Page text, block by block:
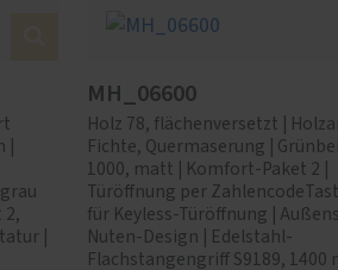
|
MH_06600
Holz 78, flächenversetzt |
Fichte, Quermaserung |
1000, matt | Komfort-Paket 2 |
Türöffnung per
für Keyless-Türöffnung |
Nuten-Design | Edelstahl-
Flachstangengriff S9189, 1400